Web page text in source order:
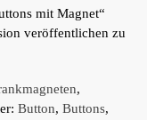
mit Magnet“
veröffentlichen zu
,
Button, Buttons,